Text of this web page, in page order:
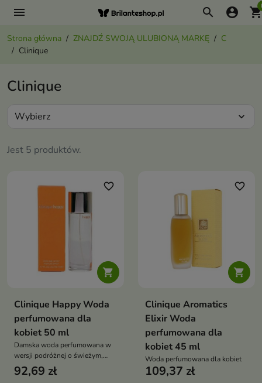
menu search account_circle
Strona główna ZNAJDŹ SWOJĄ ULUBIONĄ MARKĘ
C
Clinique
Clinique
Jest 5 produktów.
Wybierz expand_more

favorite_border
Clinique Happy Woda
perfumowana dla
kobiet 50 ml
Damska woda perfumowana w
wersji podróżnej o świeżym,
cytrusowo-kwiatowym zapachu
z jabłkiem, grejpfrutem, różą i
92,69 zł

favorite_border
Clinique Aromatics
Elixir Woda
perfumowana dla
kobiet 45 ml
Woda perfumowana dla kobiet
109,37 zł